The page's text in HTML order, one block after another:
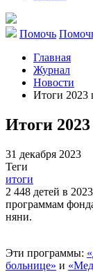
Помочь
Главная
Журнал
Новости
Итоги 2023
Итоги 2023
31 декабря 2023
Теги
итоги
2 448 детей в
программам
няни.
Эти программы:
больнице» и